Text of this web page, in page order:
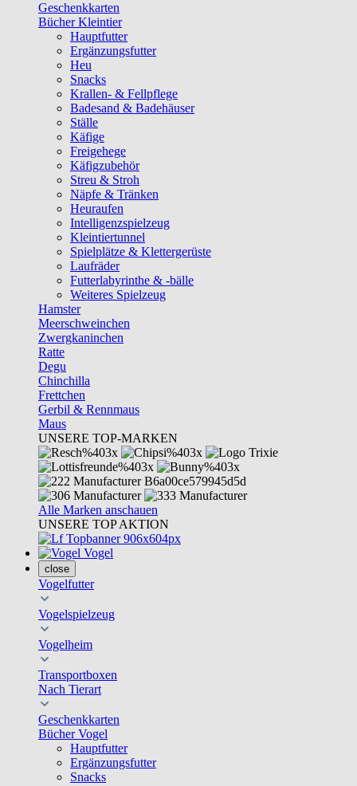
Geschenkkarten
Bücher Kleintier
Hauptfutter
Ergänzungsfutter
Heu
Snacks
Krallen- & Fellpflege
Badesand & Badehäuser
Ställe
Käfige
Freigehege
Käfigzubehör
Streu & Stroh
Näpfe & Tränken
Heuraufen
Intelligenzspielzeug
Kleintiertunnel
Spielplätze & Klettergerüste
Laufräder
Futterlabyrinthe & -bälle
Weiteres Spielzeug
Hamster
Meerschweinchen
Zwergkaninchen
Ratte
Degu
Chinchilla
Frettchen
Gerbil & Rennmaus
Maus
UNSERE TOP-MARKEN
Alle Marken anschauen
UNSERE TOP AKTION
Vogel
close
Vogelfutter
Vogelspielzeug
Vogelheim
Transportboxen
Nach Tierart
Geschenkkarten
Bücher Vogel
Hauptfutter
Ergänzungsfutter
Snacks